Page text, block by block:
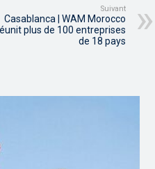
Suivant
Casablanca | WAM Morocco
plus de 100 entreprises
de 18 pays